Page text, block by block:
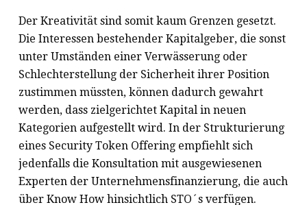
Der Kreativität sind somit kaum Grenzen gesetzt.
Die Interessen bestehender Kapitalgeber, die sonst
unter Umständen einer Verwässerung oder
Schlechterstellung der Sicherheit ihrer Position
zustimmen müssten, können dadurch gewahrt
werden, dass zielgerichtet Kapital in neuen
Kategorien aufgestellt wird. In der Strukturierung
eines Security Token Offering empfiehlt sich
jedenfalls die Konsultation mit ausgewiesenen
Experten der Unternehmensfinanzierung, die auch
über Know How hinsichtlich STO´s verfügen.